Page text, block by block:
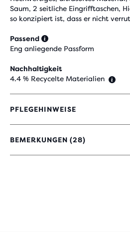
Saum, 2 seitliche Eingrifftaschen,
so konzipiert ist, dass er nicht
Passend
Eng anliegende Passform
Nachhaltigkeit
4.4 % Recycelte Materialien
PFLEGEHINWEISE
BEMERKUNGEN (28)
4,4
VON